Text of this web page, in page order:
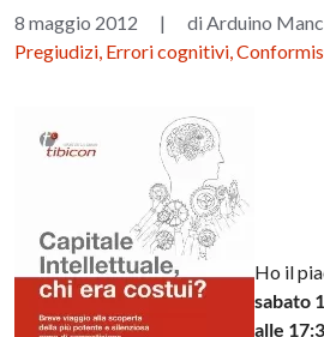
8 maggio 2012 |
di Arduino
Pregiudizi, Errori cognitivi,
Ho il
sabato
alle